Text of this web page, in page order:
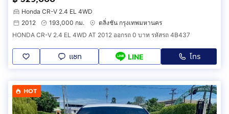
Honda CR-V 2.4 EL 4WD
2012
193,000 กม.
ตลิ่งชัน กรุงเทพมหานคร
HONDA CR-V 2.4 EL 4WD AT 2012 ออกรถ 0 บาท รหัสรถ 4B437
แชท LINE โทร
HOT